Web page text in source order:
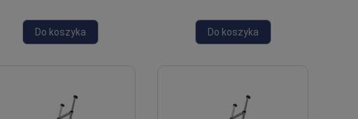
Do koszyka Do koszyka